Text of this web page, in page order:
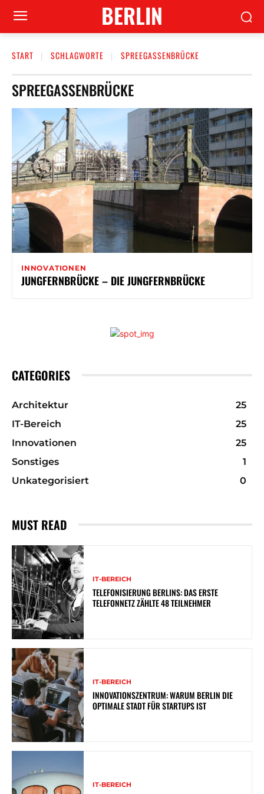
BERLIN
START SCHLAGWORTE SPREEGASSENBRÜCKE
SPREEGASSENBRÜCKE
INNOVATIONEN
JUNGFERNBRÜCKE – DIE JUNGFERNBRÜCKE
CATEGORIES
Architektur
25
IT-Bereich
25
Innovationen
25
Sonstiges
1
Unkategorisiert
0
MUST READ
IT-BEREICH
TELEFONISIERUNG BERLINS: DAS ERSTE
TELEFONNETZ ZÄHLTE 48 TEILNEHMER
IT-BEREICH
INNOVATIONSZENTRUM: WARUM BERLIN DIE
OPTIMALE STADT FÜR STARTUPS IST
IT-BEREICH